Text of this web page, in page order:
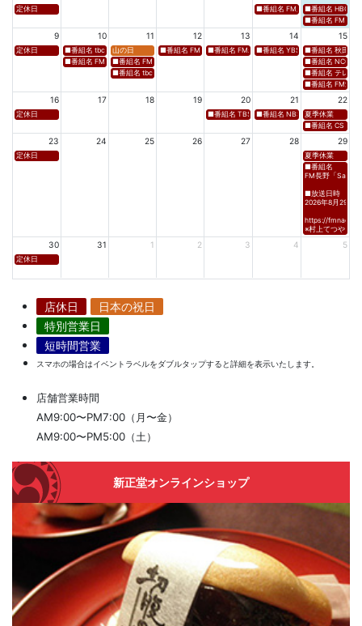
定休日 ■番組名 FM新潟「SOUND
■番組名 HBC北
■番組名 FM 福
9 10 11 12 13 14 15
定休日 ■番組名 tbcラジオ「en∞Voyage(エン・ボヤージュ)」 ■放送日時 https://www.tbc-
山の日 ■番組名 FM高知「Hi-Six Shake！Shake！Shake！」 ■放
■番組名 FM岩手「夕刊ラジオ（YOU CAN
■番組名 YBS山梨放送「やまな
■番組名 秋田朝
■番組名 FM秋田「mix」 ■放送日時 https://www.fm-akita.co.jp/program/ ※黒沢 薫、安岡
■番組名 FM山形「WAVE4yamagata EXCEED」 ■放送日時 https://■番組名 NCC長
■番組名 tbc東北放送「ウォッチン！みやぎ」 ■放送日時 https://www.tbc-
■番組名 テレビ
■番組名 FM愛媛
16 17 18 19 20 21 22
定休日 ■番組名 TBS「Spicy Sessions THE LIVE」 ■
■番組名 NBS⻑野放送 「グッ
夏季休業
■番組名 CS TBS
23 24 25 26 27 28 29
定休日
夏季休業
■番組名
FM長野「
■放送日時
2026年8月29日(
https://
※村上てつや、酒
30 31 1 2 3 4 5
定休日
店休日
日本の祝日
特別営業日
短時間営業
スマホの場合はイベントラベルをダブルタップすると詳細を表示いたします。
店舗営業時間
AM9:00〜PM7:00（月〜金）
AM9:00〜PM5:00（土）
新正堂オンラインショップ